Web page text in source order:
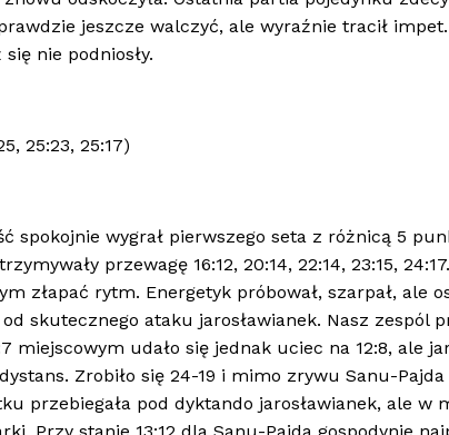
jeszcze walczyć, ale wyraźnie tracił impet.
nie podniosły.
25:23, 25:17)
spokojnie wygrał pierwszego seta z różnicą 5
przewagę 16:12, 20:14, 22:14, 23:15,
złapać rytm. Energetyk próbował, szarpał, ale
skutecznego ataku jarosławianek. Nasz zespól
miejscowym udało się jednak uciec na 12:8, ale
Zrobiło się 24-19 i mimo zrywu Sanu-Pajda
przebiegała pod dyktando jarosławianek, ale w